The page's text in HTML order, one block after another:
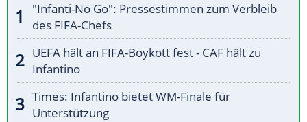
"Infanti-No Go": Pressestimmen zum Verbleib
des FIFA-Chefs
UEFA hält an FIFA-Boykott fest - CAF hält zu
Infantino
Times: Infantino bietet WM-Finale für
Unterstützung